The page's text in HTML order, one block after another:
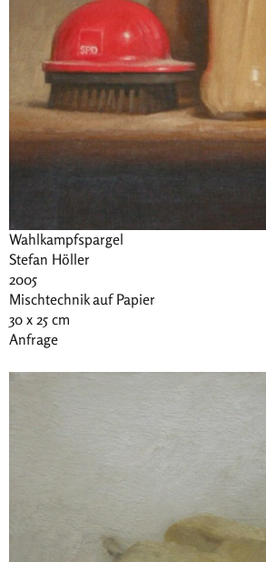
Wahlkampfspargel
Stefan Höller
2005
Mischtechnik auf Papier
30 x 25 cm
Anfrage